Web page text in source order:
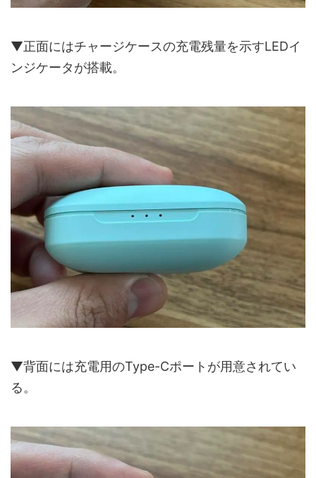
▼正面にはチャージケースの充電残量を示すLEDイ
ンジケータが搭載。
▼背面には充電用のType-Cポートが用意されてい
る。